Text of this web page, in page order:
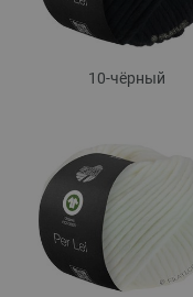
10-чёрный